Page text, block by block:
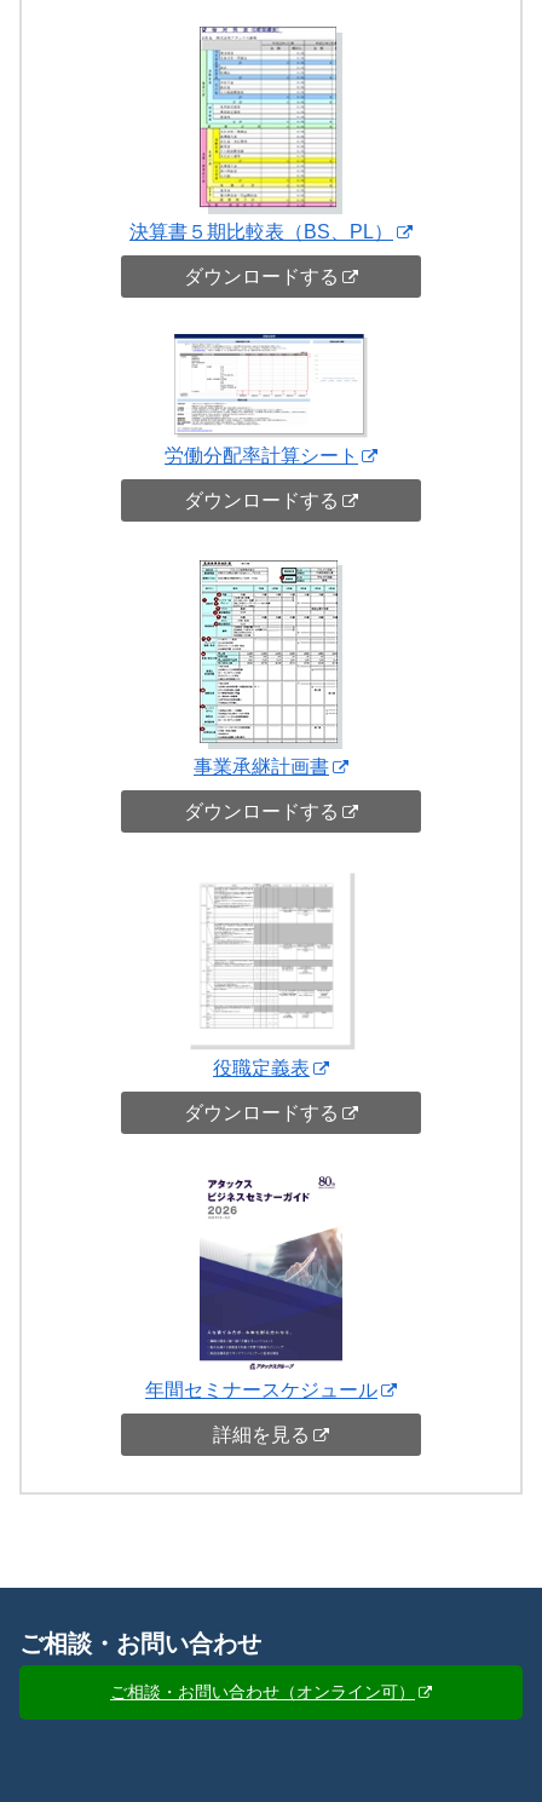
決算書５期比較表（BS、PL）
ダウンロードする
労働分配率計算シート
ダウンロードする
事業承継計画書
ダウンロードする
役職定義表
ダウンロードする
年間セミナースケジュール
詳細を見る
ご相談・お問い合わせ
ご相談・お問い合わせ（オンライン可）